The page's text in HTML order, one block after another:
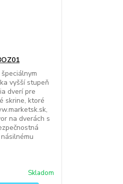
vyšší stupeň
dverí pre
skrine, ktoré
na dverách s
Skladom